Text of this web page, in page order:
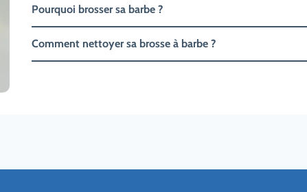
Pourquoi brosser sa barbe ?
Comment nettoyer sa brosse à barbe ?